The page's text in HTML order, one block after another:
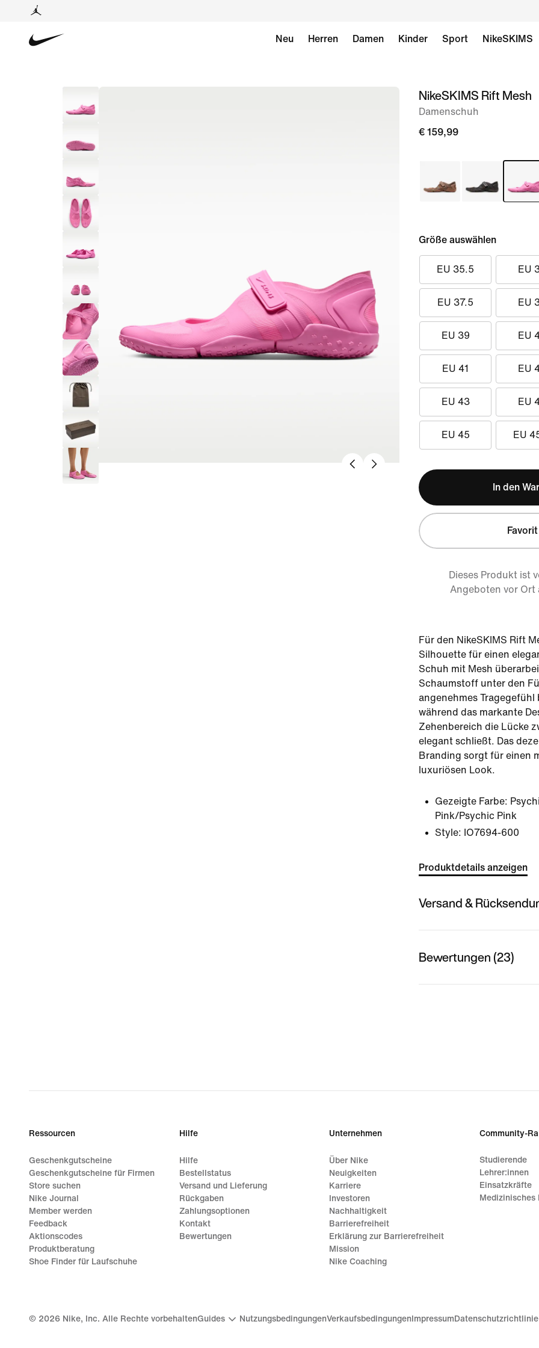
Neu Herren Damen Kinder Sport NikeSKIMS
Bild 1NikeSKIMS Rift Mesh
Damenschuh
€ 159,99
Größe auswählen
EU 35.5 EU
EU 37.5 EU
EU 39 EU
EU 41 EU
EU 43 EU
EU 45 EU
In den
Favorit
Dieses Produkt ist
Angeboten vor Ort
Für den NikeSKIMS Rift
Silhouette für einen
Schuh mit Mesh
Schaumstoff unter den
angenehmes
während das markante
Zehenbereich die Lücke
elegant schließt. Das
Branding sorgt für einen
luxuriösen Look.
Gezeigte Farbe:
Pink/Psychic Pink
Style: IO7694-600
Produktdetails anzeigen
Versand &
Bewertungen (23)
Ressourcen
Geschenkgutscheine
Geschenkgutscheine für Firmen
Store suchen
Nike Journal
Member werden
Feedback
Aktionscodes
Produktberatung
Shoe Finder für Laufschuhe
Hilfe
Hilfe
Bestellstatus
Versand und Lieferung
Rückgaben
Zahlungsoptionen
Kontakt
Bewertungen
Unternehmen
Über Nike
Neuigkeiten
Karriere
Investoren
Nachhaltigkeit
Barrierefreiheit
Erklärung zur Barrierefreiheit
Mission
Nike Coaching
Community-
Studierende
Lehrer:innen
Einsatzkräfte
Medizinisches
© 2026 Nike, Inc. Alle Rechte vorbehaltenGuides NutzungsbedingungenVerkaufsbedingungen Impressum